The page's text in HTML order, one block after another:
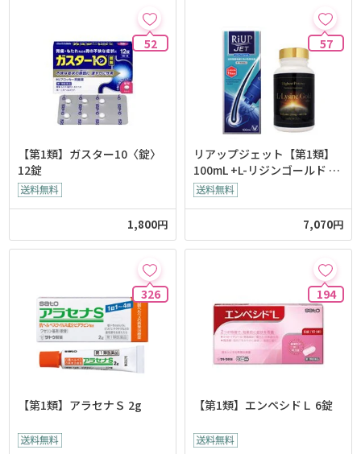
52
【第1類】ガスター10〈錠〉
12錠
1,800円
57
リアップジェット【第1類】
100mL +L-リジンゴールド (L-
Lysine GOLD) 400錠 純日本
製セット
7,070円
326
【第1類】アラセナＳ 2g
194
【第1類】エンペシドＬ 6錠